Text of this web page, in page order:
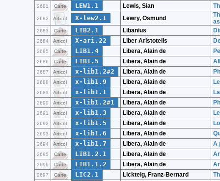
2681 Carte LEW1.1 Lewis, Sian
2682 Articol X-lew2.1 Lewry, Osmund
2683 Carte LIB2.1 Libanius
2684 Articol X-ari.22 Liber Aristotelis
2685 Carte LIB1.4 Libera, Alain de
2686 Carte LIB1.5 Libera, Alain de
2687 Articol x-lib1.2#2 Libera, Alain de
2688 Articol x-lib1.9 Libera, Alain de
2689 Articol x-lib1.1 Libera, Alain de
2690 Articol x-lib1.2#1 Libera, Alain de
2691 Articol x-lib1.3 Libera, Alain de
2692 Articol x-lib1.5 Libera, Alain de
2693 Articol x-lib1.6 Libera, Alain de
2694 Articol x-lib1.7 Libera, Alain de A
2695 Carte LIB1.2.1 Libera, Alain de
2696 Carte LIB1.1.2 Libera, Alain de
2697 Carte LIC2.1 Lickteig, Franz-Bernard